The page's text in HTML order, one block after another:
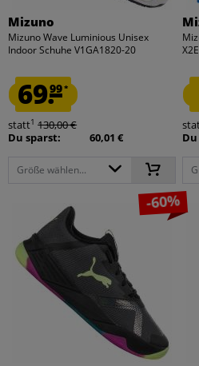
Mizuno
Mizuno Wave Luminious Unisex
Indoor Schuhe V1GA1820-20
69.99*
statt1 130,00 €
Du sparst:
60,01 €
Größe wählen...
-60%